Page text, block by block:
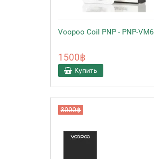
Voopoo Coil PNP - PNP-VM6
1500฿
Купить
3000฿